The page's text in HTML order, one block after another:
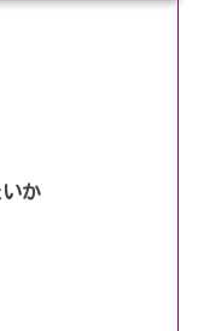
か